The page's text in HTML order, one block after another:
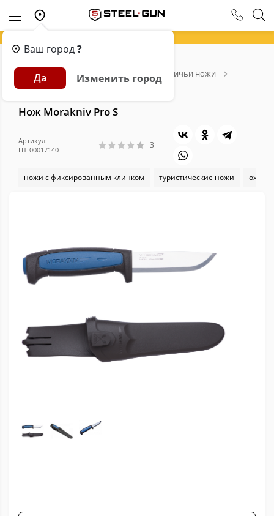
Ваш город?
Да Изменить город
Главная Каталог
Охотничьи ножи
Нож Morakniv Pro S
Нож Morakniv Pro S
Артикул:
ЦТ-00017140
3
ножи с фиксированным клинком туристические ножи